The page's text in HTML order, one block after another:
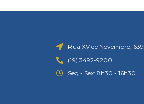
Rua XV de Novembro, 639
(19) 3492-9200
Seg - Sex: 8h30 - 16h30